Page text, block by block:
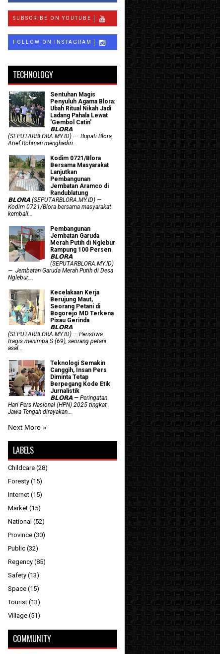
SUBSCRIBE ON YOUTUBE
FOLLOW ON INSTAGRAM
TECHNOLOGY
Sentuhan Magis
Penyuluh Agama Blora:
Ubah Ritual Nikah Jadi
Ladang Pahala Lewat
'Gembol Catin'
𝗕𝗟𝗢𝗥𝗔
(SEPUTARBLORA.MY.ID) — Bupati Blora,
Arief Rohman menghadiri...
Kodim 0721/Blora
Bersama Masyarakat
Lanjutkan
Pembangunan
Jembatan Aramco di
Randublatung
𝗕𝗟𝗢𝗥𝗔 (SEPUTARBLORA.MY.ID) —
Kodim 0721/Blora bersama masyarakat
kembali...
Pembangunan
Jembatan Garuda
Merah Putih di Nglebur
Rampung 100 Persen
𝗕𝗟𝗢𝗥𝗔
(SEPUTARBLORA.MY.ID)
— Jembatan Garuda Merah Putih di Desa
Nglebur,...
Kecelakaan Kerja
Berujung Maut,
Seorang Petani di
Bogorejo MD Terkena
Pisau Gerinda
𝗕𝗟𝗢𝗥𝗔
(SEPUTARBLORA.MY.ID) — Peristiwa
tragis menimpa S (69), seorang petani
asal...
Teknologi Semakin
Canggih, Insan Pers
Diminta Tetap
Berpegang Kode Etik
Jurnalistik
𝗕𝗟𝗢𝗥𝗔 — Peringatan
Hari Pers Nasional (HPN) 2025 tingkat
Jawa Tengah dirayakan...
Next More »
LABELS
Childcare (28)
Foresty (15)
Internet (15)
Market (15)
National (52)
Province (30)
Public (32)
Regency (85)
Safety (13)
Space (15)
Tourist (13)
Village (51)
COMMUNITY